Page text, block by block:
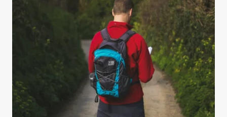
CRUZAR
PIRINEOS,
PIEZA
PIEZA